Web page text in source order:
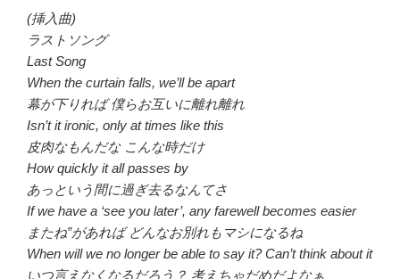
(挿入曲)
ラストソング
Last Song
When the curtain falls, we’ll be apart
幕が下りれば 僕らお互いに離れ離れ
Isn’t it ironic, only at times like this
皮肉なもんだな こんな時だけ
How quickly it all passes by
あっという間に過ぎ去るなんてさ
If we have a ‘see you later’, any farewell becomes easier
またね”があれば どんなお別れもマシになるね
When will we no longer be able to say it? Can’t think about it
いつ言えなくなるだろう？ 考えちゃだめだよなぁ